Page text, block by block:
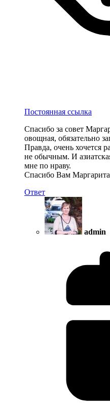
Постоянная ссылка
Спасибо за совет
овощная, обязательно
Правда, очень хочется
не обычным. И
мне по нраву.
Спасибо Вам Маргарита
Ответ
admin